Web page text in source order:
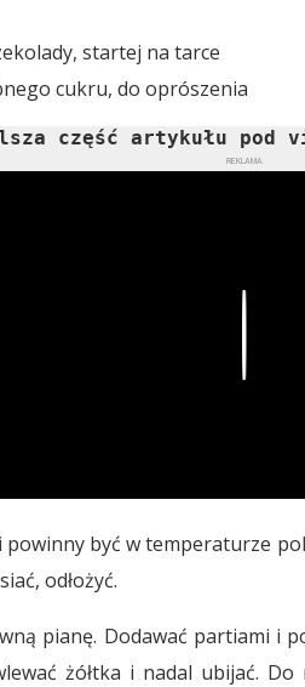
startej na tarce
cukru, do oprószenia
część artykułu pod
REKLAMA
powinny być w temperaturze
odłożyć.
pianę. Dodawać partiami i
żółtka i nadal ubijać. Do